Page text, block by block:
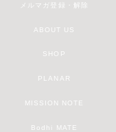
メルマガ登録・解除
ABOUT US
SHOP
PLANAR
MISSION NOTE
Bodhi MATE